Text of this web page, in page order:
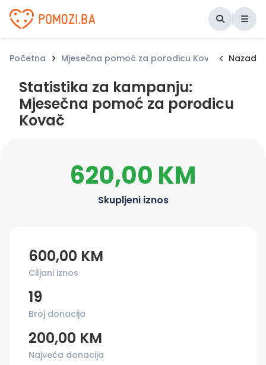
Udruženje Pomozi.ba
Početna Mjesečna pomoć za porodicu Kovač Nazad
Statistika za kampanju:
Mjesečna pomoć za porodicu
Kovač
620,00 KM
Skupljeni iznos
600,00 KM
Ciljani iznos
19
Broj donacija
200,00 KM
Najveća donacija